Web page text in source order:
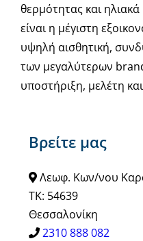
Βρείτε μας
Λεωφ. Κων/νου
ΤΚ: 54639
Θεσσαλονίκη
2310 888 082
θερμότητας και
είναι η μέγιστη
υψηλή αισθητική,
των μεγαλύτερων
υποστήριξη, μελέτη